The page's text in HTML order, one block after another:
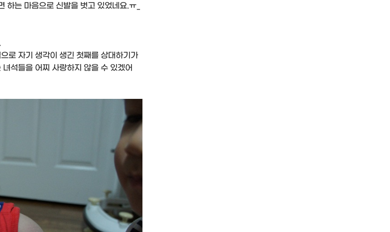
는 마음으로 신발을 벗고 있었네요.ㅠ_
로 자기 생각이 생긴 첫째를 상대하기가
석들을 어찌 사랑하지 않을 수 있겠어